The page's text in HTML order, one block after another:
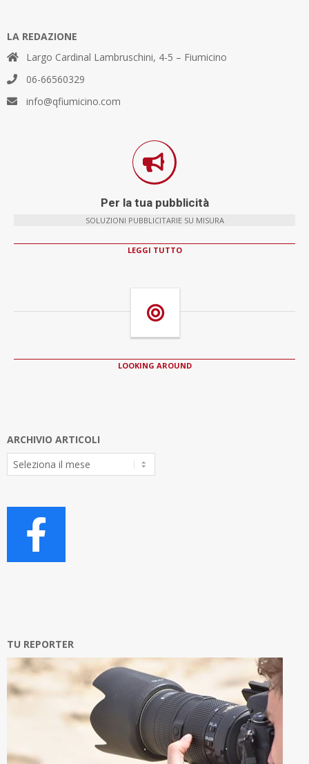
LA REDAZIONE
Largo Cardinal Lambruschini, 4-5 – Fiumicino
06-66560329
info@qfiumicino.com
Per la tua pubblicità
SOLUZIONI PUBBLICITARIE SU MISURA
LEGGI TUTTO
LOOKING AROUND
ARCHIVIO ARTICOLI
Archivio
Articoli
TU REPORTER